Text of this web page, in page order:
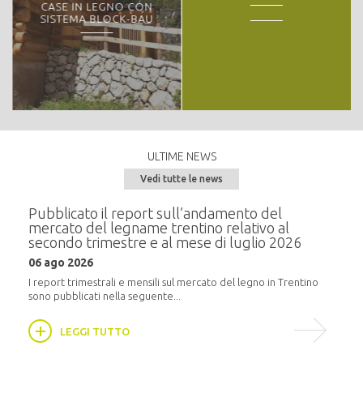
CASE IN LEGNO CON
SISTEMA BLOCK-BAU
ULTIME NEWS
Vedi tutte le news
Pubblicato il report sull’andamento del
mercato del legname trentino relativo al
secondo trimestre e al mese di luglio 2026
06 ago 2026
I report trimestrali e mensili sul mercato del legno in Trentino
sono pubblicati nella seguente...
LEGGI TUTTO